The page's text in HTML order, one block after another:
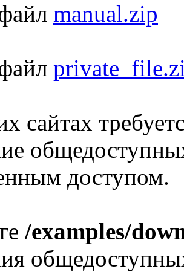
manual.zip
сайтах
доступом.
/examples/